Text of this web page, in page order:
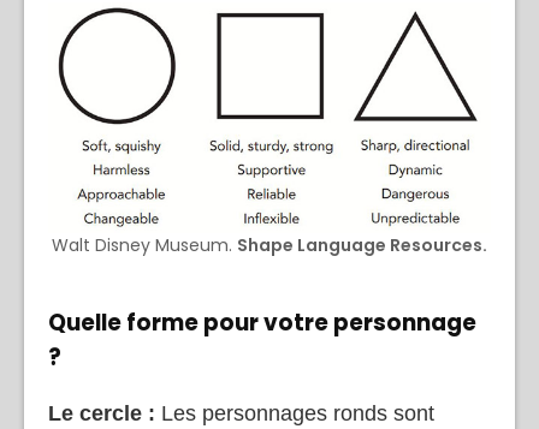
Walt Disney Museum. Shape Language Resources.
Quelle forme pour votre personnage
?
Le cercle : Les personnages ronds sont